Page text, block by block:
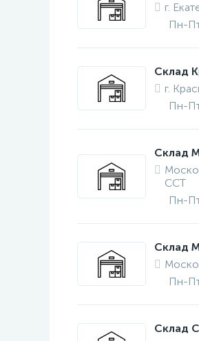
г.
Пн-
Склад
г.
Пн-
Склад
ССТ
Пн-
Склад
Пн-
Склад